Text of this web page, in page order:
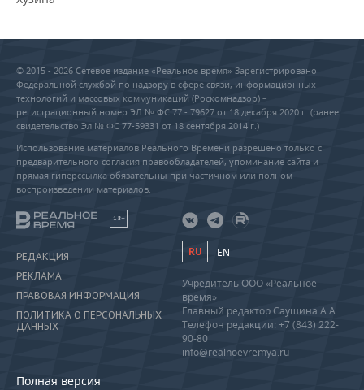
© 2015 - 2026 Сетевое издание «Реальное время» Зарегистрировано
Федеральной службой по надзору в сфере связи, информационных
технологий и массовых коммуникаций (Роскомнадзор) –
регистрационный номер ЭЛ № ФС 77 - 79627 от 18 декабря 2020 г. (ранее
свидетельство Эл № ФС 77-59331 от 18 сентября 2014 г.)
Использование материалов Реального Времени разрешено только с
предварительного согласия правообладателей, упоминание сайта и
прямая гиперссылка обязательны при частичном или полном
воспроизведении материалов.
18+
РЕДАКЦИЯ
РЕКЛАМА
ПРАВОВАЯ ИНФОРМАЦИЯ
ПОЛИТИКА О ПЕРСОНАЛЬНЫХ
ДАННЫХ
Полная версия
RU EN
Учредитель ООО «Реальное
время»
Главный редактор Саушина А.А.
Телефон редакции: +7 (843) 222-
90-80
info@realnoevremya.ru